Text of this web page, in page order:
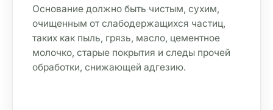
Основание должно быть чистым, сухим,
очищенным от слабодержащихся частиц,
таких как пыль, грязь, масло, цементное
молочко, старые покрытия и следы прочей
обработки, снижающей адгезию.